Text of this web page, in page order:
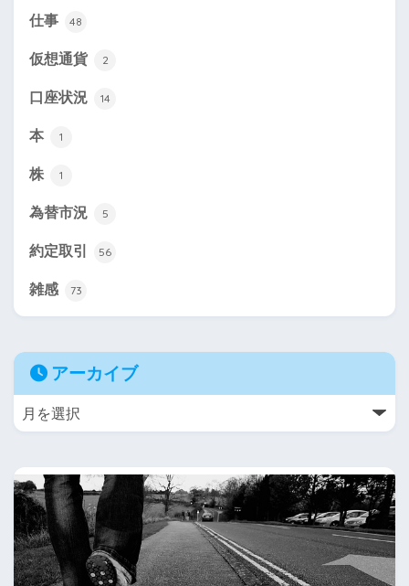
仕事 48
仮想通貨 2
口座状況 14
本 1
株 1
為替市況 5
約定取引 56
雑感 73
アーカイブ